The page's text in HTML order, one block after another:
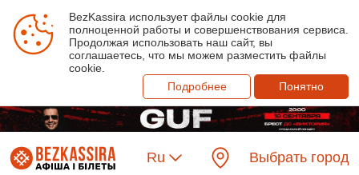
BezKassira использует файлы cookie для
полноценной работы и совершенствования сервиса.
Продолжая использовать наш сайт, вы
соглашаетесь, что мы можем разместить файлы
cookie.
Подробнее
Понятно
Ru Выбрать город